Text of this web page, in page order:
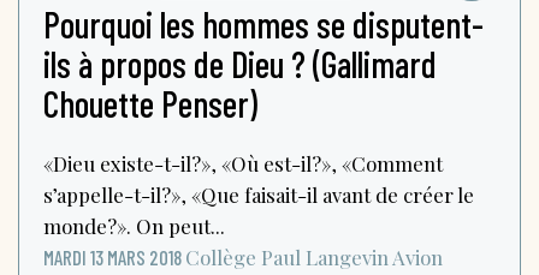
Pourquoi les hommes se disputent-
ils à propos de Dieu ? (Gallimard
Chouette Penser)
«Dieu existe-t-il?», «Où est-il?», «Comment
s’appelle-t-il?», «Que faisait-il avant de créer le
monde?». On peut...
MARDI 13 MARS 2018 Collège Paul Langevin Avion